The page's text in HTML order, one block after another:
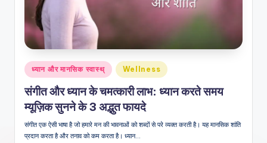
ली
का
भरो
सेमं
द
स्रो
Posted
in
ध्यान और मानसिक स्वास्थ् Wellness
संगीत और ध्यान के चमत्कारी लाभ: ध्यान करते समय
म्यूज़िक सुनने के 3 अद्भुत फायदे
संगीत एक ऐसी भाषा है जो हमारे मन की भावनाओं को शब्दों से परे व्यक्त करती है। यह मानसिक शांति
प्रदान करता है और तनाव को कम करता है। ध्यान…